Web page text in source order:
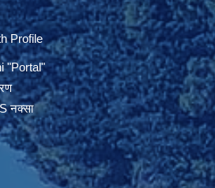
Profile
"Portal"
नक्सा